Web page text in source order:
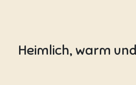
Heimlich, warm